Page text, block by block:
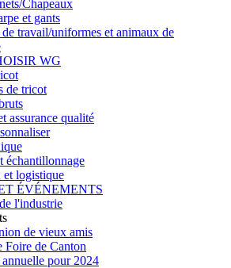
Chapeaux
et gants
travail/uniformes et animaux de
WG
de tricot
assurance qualité
échantillonnage
et logistique
ÉVÉNEMENTS
l'industrie
de vieux amis
Foire de Canton
annuelle pour 2024